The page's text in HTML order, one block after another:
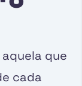
que
cada